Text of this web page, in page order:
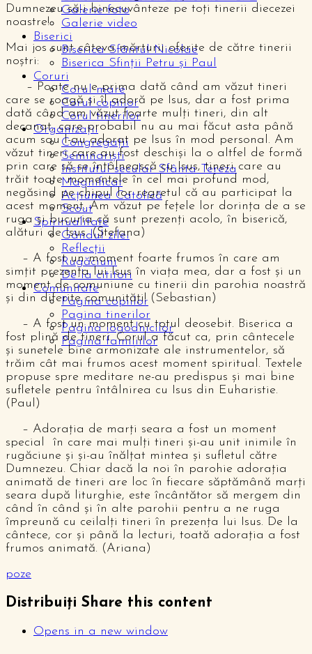
Galerie foto
Galerie video
Biserici
Biserica Sfântul Nicolae
Biserica Sfinții Petru și Paul
Coruri
Corul mare
Corul copiilor
Corul tinerilor
Organizații
Congregații
Seminariști
Institutul secular Sfânta Tereza
Magnificat
Acțiunea Catolică
Scout
Spiritualitate
Gândul zilei
Reflecții
Rugăciuni
De la cititori
Comunitate
Pagina copiilor
Pagina tinerilor
Pagina logodnicilor
Pagina familiilor
Dumnezeu să-i binecuvânteze pe toți tinerii diecezei
noastre!
Mai jos sunt câteva mărturii oferite de către tinerii
noștri:
– Poate nu e prima dată când am văzut tineri
care se roagă și îl adoră pe Isus, dar a fost prima
dată când am văzut foarte mulți tineri, din alt
decanat, care probabil nu au mai făcut asta până
acum sau l-au adorat pe Isus în mod personal. Am
văzut tineri care au fost deschiși la o altfel de formă
prin care să se întâlnească cu Isus, tineri care au
trăit toate momentele în cel mai profund mod,
negăsind pe chipul lor regretul că au participat la
acest moment. Am văzut pe fețele lor dorința de a se
ruga și bucuria că sunt prezenți acolo, în biserică,
alături de Isus. (Ștefana)
– A fost un moment foarte frumos în care am
simțit prezența lui Isus în viața mea, dar a fost și un
moment de comuniune cu tinerii din parohia noastră
și din diferite comunități! (Sebastian)
– A fost un moment cu totul deosebit. Biserica a
fost plină de tineri. Corul a făcut ca, prin cântecele
și sunetele bine armonizate ale instrumentelor, să
trăim cât mai frumos acest moment spiritual. Textele
propuse spre meditare ne-au predispus și mai bine
sufletele pentru întâlnirea cu Isus din Euharistie.
(Paul)
– Adorația de marți seara a fost un moment
special în care mai mulți tineri și-au unit inimile în
rugăciune și și-au înălțat mintea și sufletul către
Dumnezeu. Chiar dacă la noi în parohie adorația
animată de tineri are loc în fiecare săptămână marți
seara după liturghie, este încântător să mergem din
când în când și în alte parohii pentru a ne ruga
împreună cu ceilalți tineri în prezența lui Isus. De la
cântece, cor și până la lecturi, toată adorația a fost
frumos animată. (Ariana)
poze
Distribuiți Share this content
Opens in a new window